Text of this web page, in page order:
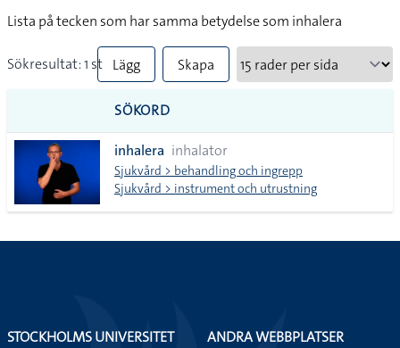
Lista på tecken som har samma betydelse som inhalera
Sökresultat: 1 st Lägg
till
alla i
lista
Skapa
SÖKORD
inhalera inhalator
Sjukvård > behandling och ingrepp
Sjukvård > instrument och utrustning
STOCKHOLMS UNIVERSITET
ANDRA WEBBPLATSER